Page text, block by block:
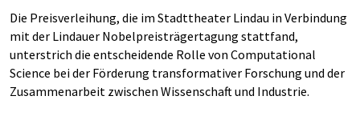
Die Preisverleihung, die im Stadttheater Lindau in Verbindung
mit der Lindauer Nobelpreisträgertagung stattfand,
unterstrich die entscheidende Rolle von Computational
Science bei der Förderung transformativer Forschung und der
Zusammenarbeit zwischen Wissenschaft und Industrie.